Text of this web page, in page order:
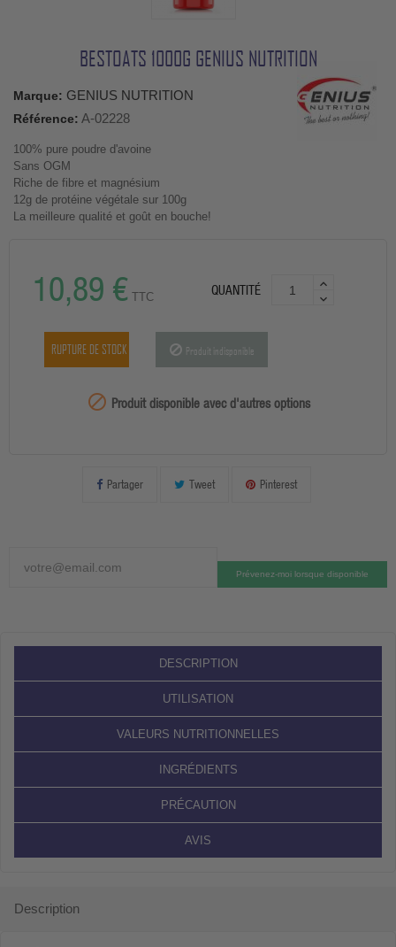
BESTOATS 1000G GENIUS NUTRITION
Marque: GENIUS NUTRITION
Référence: A-02228
100% pure poudre d'avoine
Sans OGM
Riche de fibre et magnésium
12g de protéine végétale sur 100g
La meilleure qualité et goût en bouche!
10,89 € TTC QUANTITÉ
RUPTURE DE STOCK Produit indisponible
 Produit disponible avec d'autres options
Partager Tweet Pinterest
Prévenez-moi lorsque disponible
DESCRIPTION
UTILISATION
VALEURS NUTRITIONNELLES
INGRÉDIENTS
PRÉCAUTION
AVIS
Description